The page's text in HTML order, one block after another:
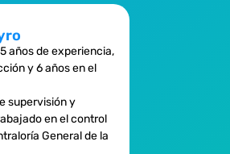
años de experiencia,
y 6 años en el
supervisión y
en el control
General de la